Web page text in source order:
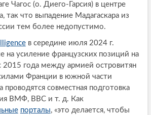
Чагос (о. Диего-Гарсия) в центре
так что выпадение Мадагаскара из
тем более недопустимо.
в середине июля 2024 г.
на усиление французских позиций на
2015 года между армией островитян
Франции в южной части
проводятся совместная подготовка
ВМФ, ВВС и т. д. Как
порталы, «это делается, чтобы